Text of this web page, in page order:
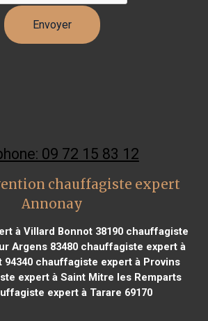
09 72 15 83 12
chauffagiste expert
Annonay
à Villard Bonnot 38190chauffagiste
Argens 83480chauffagiste expert à
chauffagiste expert à Provins
expert à Saint Mitre les Remparts
expert à Tarare 69170